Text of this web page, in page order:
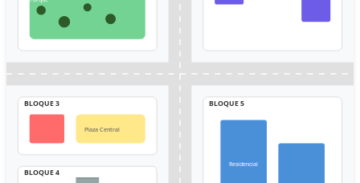
BLOQUE 3
Plaza Central
BLOQUE 4
BLOQUE 5
Residencial